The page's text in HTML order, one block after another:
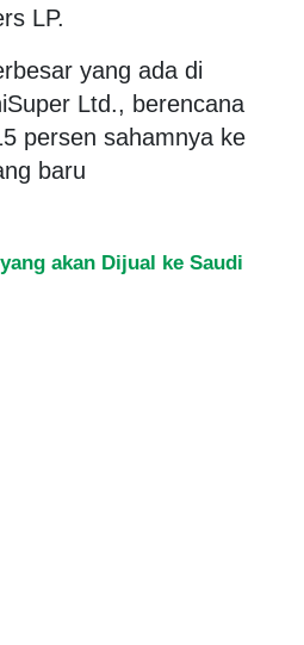
LP.
yang ada di
Ltd., berencana
persen sahamnya ke
baru
akan Dijual ke Saudi